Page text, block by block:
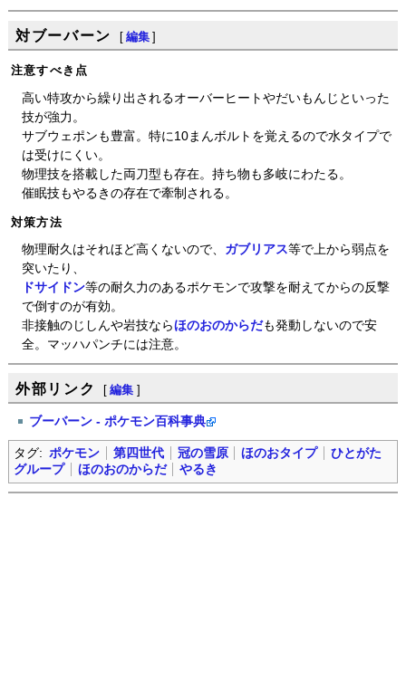
対ブーバーン [ 編集 ]
注意すべき点
高い特攻から繰り出されるオーバーヒートやだいもんじといった
技が強力。
サブウェポンも豊富。特に10まんボルトを覚えるので水タイプで
は受けにくい。
物理技を搭載した両刀型も存在。持ち物も多岐にわたる。
催眠技もやるきの存在で牽制される。
対策方法
物理耐久はそれほど高くないので、 ガブリアス等で上から弱点を
突いたり、
ドサイドン等の耐久力のあるポケモンで攻撃を耐えてからの反撃
で倒すのが有効。
非接触のじしんや岩技ならほのおのからだも発動しないので安
全。マッハパンチには注意。
外部リンク [ 編集 ]
ブーバーン - ポケモン百科事典
タグ: ポケモン 第四世代 冠の雪原 ほのおタイプ
ひとがた
グループ
ほのおのからだ やるき